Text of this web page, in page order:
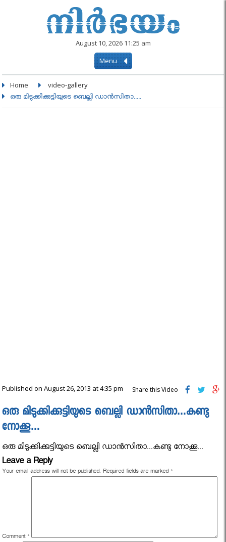
August 10, 2026 11:25 am
Menu
Home video-gallery
ഒരു മിടുക്കിക്കുട്ടിയുടെ ബെല്ലി ഡാൻസിതാ.....
Published on August 26, 2013 at 4:35 pm Share this Video
ഒരു മിടുക്കിക്കുട്ടിയുടെ ബെല്ലി ഡാൻസിതാ…കണ്ടു
നോക്കൂ…
ഒരു മിടുക്കിക്കുട്ടിയുടെ ബെല്ലി ഡാൻസിതാ...കണ്ടു നോക്കൂ...
Leave a Reply
Your email address will not be published. Required fields are marked *
Comment *